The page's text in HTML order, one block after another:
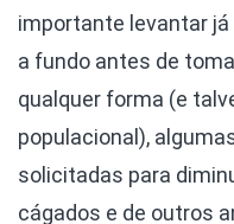
importante levantar já
a fundo antes de
qualquer forma (e
populacional),
solicitadas para
cágados e de outros